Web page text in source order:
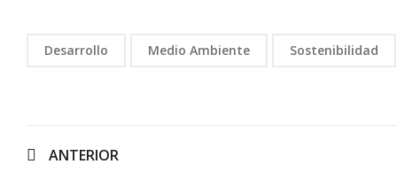
Desarrollo Medio Ambiente Sostenibilidad
ANTERIOR